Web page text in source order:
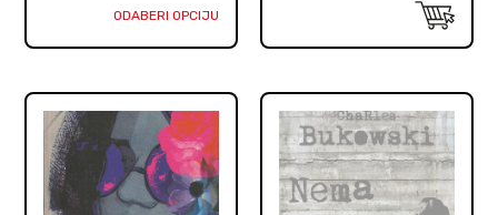
ODABERI OPCIJU